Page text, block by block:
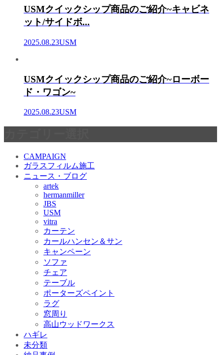
USMクイックシップ商品のご紹介~キャビネ
ット/サイドボ...
2025.08.23USM
USMクイックシップ商品のご紹介~ローボー
ド・ワゴン~
2025.08.23USM
CAMPAIGN
ガラスフィルム施工
ニュース・ブログ
artek
hermanmiller
JBS
USM
vitra
カーテン
カールハンセン＆サン
キャンペーン
ソファ
チェア
テーブル
ポーターズペイント
ラグ
窓周り
高山ウッドワークス
ハギレ
未分類